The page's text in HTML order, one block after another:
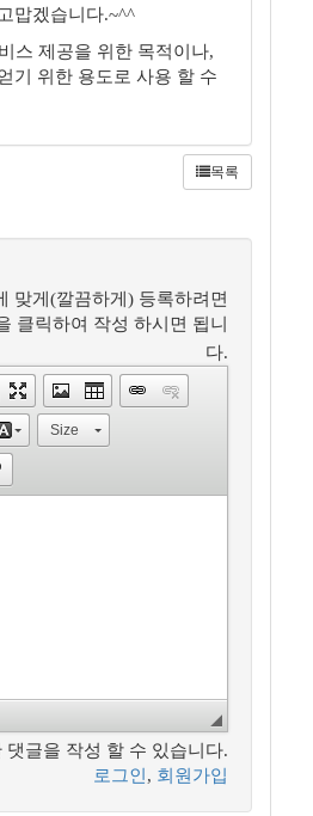
맙겠습니다.~^^
스 제공을 위한 목적이나,
기 위한 용도로 사용 할 수
목록
맞게(깔끔하게) 등록하려면
클릭하여 작성 하시면 됩니
다.
Size
댓글을 작성 할 수 있습니다.
로그인 , 회원가입